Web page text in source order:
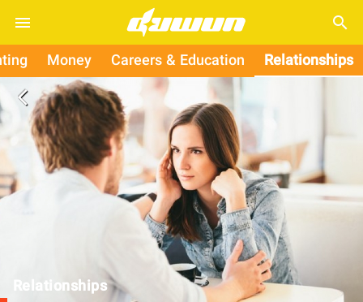
search
Money Careers & Education Relationships
arrow_back_ios
Relationships